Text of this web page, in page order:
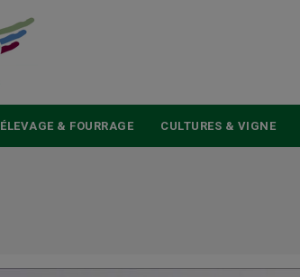
ÉLEVAGE & FOURRAGE CULTURES & VIGNE